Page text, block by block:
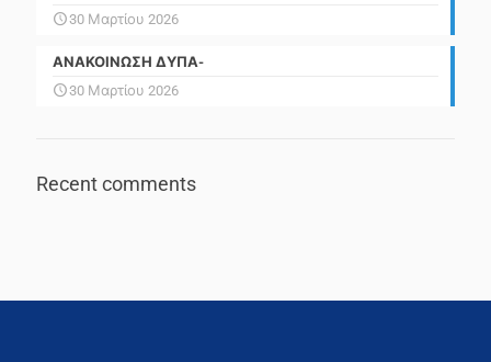
30 Μαρτίου 2026
ΑΝΑΚΟΙΝΩΣΗ ΔΥΠΑ-
30 Μαρτίου 2026
Recent comments